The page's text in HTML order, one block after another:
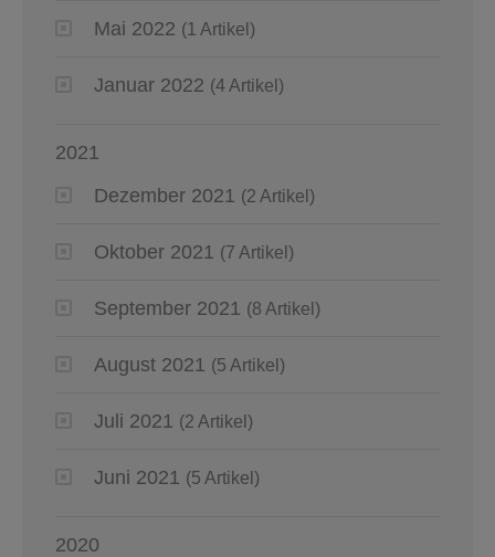
Mai 2022 (1 Artikel)
Januar 2022 (4 Artikel)
2021
Dezember 2021 (2 Artikel)
Oktober 2021 (7 Artikel)
September 2021 (8 Artikel)
August 2021 (5 Artikel)
Juli 2021 (2 Artikel)
Juni 2021 (5 Artikel)
2020